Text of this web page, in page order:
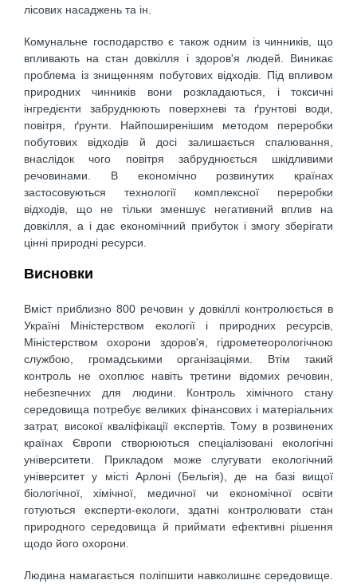
лісових насаджень та ін.
Комунальне господарство є також одним із чинників, що
впливають на стан довкілля і здоров'я людей. Виникає
проблема із знищенням побутових відходів. Під впливом
природних чинників вони розкладаються, і токсичні
інгредієнти забруднюють поверхневі та ґрунтові води,
повітря, ґрунти. Найпоширенішим методом переробки
побутових відходів й досі залишається спалювання,
внаслідок чого повітря забруднюється шкідливими
речовинами. В економічно розвинутих країнах
застосовуються технології комплексної переробки
відходів, що не тільки зменшує негативний вплив на
довкілля, а і дає економічний прибуток і змогу зберігати
цінні природні ресурси.
Висновки
Вміст приблизно 800 речовин у довкіллі контролюється в
Україні Міністерством екології і природних ресурсів,
Міністерством охорони здоров'я, гідрометеорологічною
службою, громадськими організаціями. Втім такий
контроль не охоплює навіть третини відомих речовин,
небезпечних для людини. Контроль хімічного стану
середовища потребує великих фінансових і матеріальних
затрат, високої кваліфікації експертів. Тому в розвинених
країнах Європи створюються спеціалізовані екологічні
університети. Прикладом може слугувати екологічний
університет у місті Арлоні (Бельгія), де на базі вищої
біологічної, хімічної, медичної чи економічної освіти
готуються експерти-екологи, здатні контролювати стан
природного середовища й приймати ефективні рішення
щодо його охорони.
Людина намагається поліпшити навколишнє середовище.